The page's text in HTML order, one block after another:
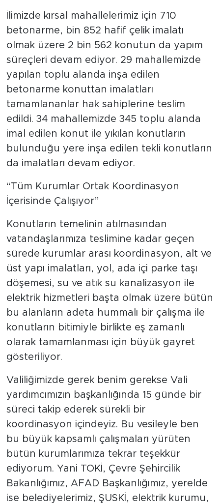
İlimizde kırsal mahallelerimiz için 710
betonarme, bin 852 hafif çelik imalatı
olmak üzere 2 bin 562 konutun da yapım
süreçleri devam ediyor. 29 mahallemizde
yapılan toplu alanda inşa edilen
betonarme konuttan imalatları
tamamlananlar hak sahiplerine teslim
edildi. 34 mahallemizde 345 toplu alanda
imal edilen konut ile yıkılan konutların
bulunduğu yere inşa edilen tekli konutların
da imalatları devam ediyor.
“Tüm Kurumlar Ortak Koordinasyon
İçerisinde Çalışıyor”
Konutların temelinin atılmasından
vatandaşlarımıza teslimine kadar geçen
sürede kurumlar arası koordinasyon, alt ve
üst yapı imalatları, yol, ada içi parke taşı
döşemesi, su ve atık su kanalizasyon ile
elektrik hizmetleri başta olmak üzere bütün
bu alanların adeta hummalı bir çalışma ile
konutların bitimiyle birlikte eş zamanlı
olarak tamamlanması için büyük gayret
gösteriliyor.
Valiliğimizde gerek benim gerekse Vali
yardımcımızın başkanlığında 15 günde bir
süreci takip ederek sürekli bir
koordinasyon içindeyiz. Bu vesileyle ben
bu büyük kapsamlı çalışmaları yürüten
bütün kurumlarımıza tekrar teşekkür
ediyorum. Yani TOKİ, Çevre Şehircilik
Bakanlığımız, AFAD Başkanlığımız, yerelde
ise belediyelerimiz, ŞUSKİ, elektrik kurumu,